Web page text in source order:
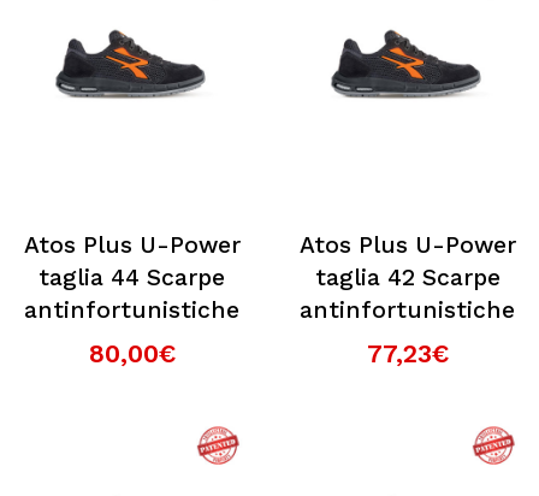
Atos Plus U-Power
taglia 44 Scarpe
antinfortunistiche
80,00€
Atos Plus U-Power
taglia 42 Scarpe
antinfortunistiche
77,23€